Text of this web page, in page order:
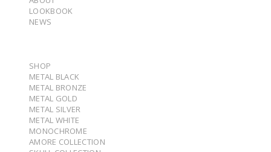
LOOKBOOK
NEWS
SHOP
METAL BLACK
METAL BRONZE
METAL GOLD
METAL SILVER
METAL WHITE
MONOCHROME
AMORE COLLECTION